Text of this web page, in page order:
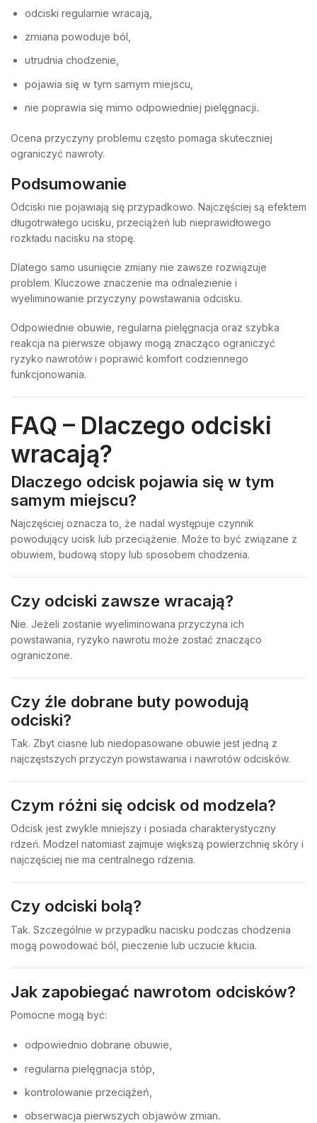
odciski regularnie wracają,
zmiana powoduje ból,
utrudnia chodzenie,
pojawia się w tym samym miejscu,
nie poprawia się mimo odpowiedniej pielęgnacji.
Ocena przyczyny problemu często pomaga skuteczniej
ograniczyć nawroty.
Podsumowanie
Odciski nie pojawiają się przypadkowo. Najczęściej są efektem
długotrwałego ucisku, przeciążeń lub nieprawidłowego
rozkładu nacisku na stopę.
Dlatego samo usunięcie zmiany nie zawsze rozwiązuje
problem. Kluczowe znaczenie ma odnalezienie i
wyeliminowanie przyczyny powstawania odcisku.
Odpowiednie obuwie, regularna pielęgnacja oraz szybka
reakcja na pierwsze objawy mogą znacząco ograniczyć
ryzyko nawrotów i poprawić komfort codziennego
funkcjonowania.
FAQ – Dlaczego odciski
wracają?
Dlaczego odcisk pojawia się w tym
samym miejscu?
Najczęściej oznacza to, że nadal występuje czynnik
powodujący ucisk lub przeciążenie. Może to być związane z
obuwiem, budową stopy lub sposobem chodzenia.
Czy odciski zawsze wracają?
Nie. Jeżeli zostanie wyeliminowana przyczyna ich
powstawania, ryzyko nawrotu może zostać znacząco
ograniczone.
Czy źle dobrane buty powodują
odciski?
Tak. Zbyt ciasne lub niedopasowane obuwie jest jedną z
najczęstszych przyczyn powstawania i nawrotów odcisków.
Czym różni się odcisk od modzela?
Odcisk jest zwykle mniejszy i posiada charakterystyczny
rdzeń. Modzel natomiast zajmuje większą powierzchnię skóry i
najczęściej nie ma centralnego rdzenia.
Czy odciski bolą?
Tak. Szczególnie w przypadku nacisku podczas chodzenia
mogą powodować ból, pieczenie lub uczucie kłucia.
Jak zapobiegać nawrotom odcisków?
Pomocne mogą być:
odpowiednio dobrane obuwie,
regularna pielęgnacja stóp,
kontrolowanie przeciążeń,
obserwacja pierwszych objawów zmian.